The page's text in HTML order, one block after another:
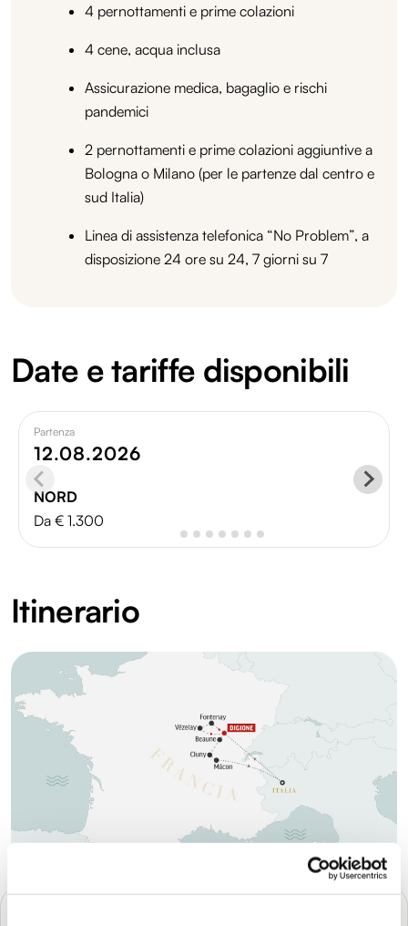
4 pernottamenti e prime colazioni
4 cene, acqua inclusa
Assicurazione medica, bagaglio e rischi
pandemici
2 pernottamenti e prime colazioni aggiuntive a
Bologna o Milano (per le partenze dal centro e
sud Italia)
Linea di assistenza telefonica “No Problem”, a
disposizione 24 ore su 24, 7 giorni su 7
Date e tariffe disponibili
Partenza
12.08.2026
NORD
Da € 1.300
Itinerario